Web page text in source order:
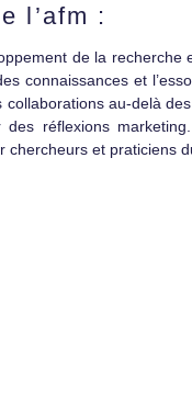
l’afm :
de la
connaissances et
au-delà
réflexions marketing.
et praticiens